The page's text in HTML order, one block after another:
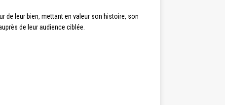
de leur bien, mettant en valeur son histoire, son
de leur audience ciblée.